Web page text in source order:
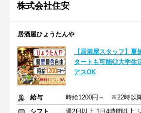
株式会社住安
居酒屋ひょうたんや
【居酒屋スタッフ】
タートも可能◎大学生
アスOK
給与
時給1200円～ ※22時以
シフト